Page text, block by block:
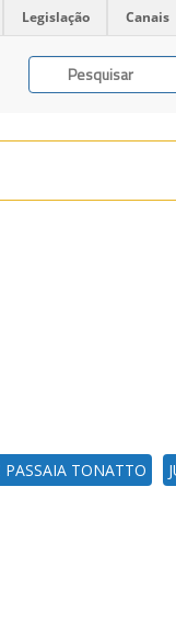
Legislação Canais
TONATTO